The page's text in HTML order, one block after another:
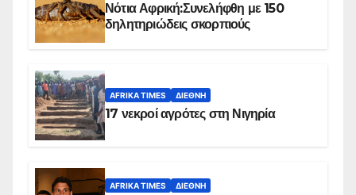
Νότια Αφρική:Συνελήφθη με 150
δηλητηριώδεις σκορπιούς
AFRIKA TIMES ΔΙΕΘΝΉ
17 νεκροί αγρότες στη Νιγηρία
AFRIKA TIMES ΔΙΕΘΝΉ